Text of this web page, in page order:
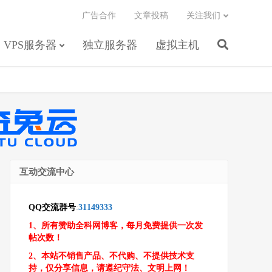
VPS服务器 独立服务器 虚拟主机
广告合作 文章投稿 关注我们
互动交流中心
QQ交流群号:31149333
1、所有赞助全科网博客，每月免费提供一次发
帖次数！
2、本站不销售产品、不代购、不提供技术支
持，仅分享信息，请遵纪守法、文明上网！